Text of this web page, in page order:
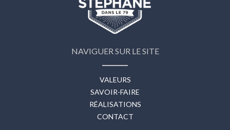
NAVIGUER SUR LE SITE
VALEURS
SAVOIR-FAIRE
RÉALISATIONS
CONTACT